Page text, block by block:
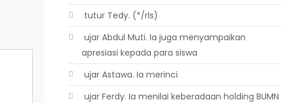
 tutur Tedy. (*/rls)
 ujar Abdul Muti. Ia juga menyampaikan
apresiasi kepada para siswa
 ujar Astawa. Ia merinci
 ujar Ferdy. Ia menilai keberadaan holding BUMN